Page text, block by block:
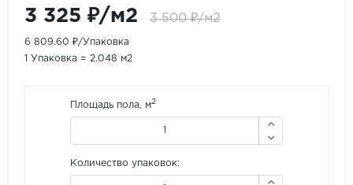
3 325 ₽/м2 3 500 ₽/м2
6 809.60 ₽/Упаковка
1 Упаковка = 2.048 м2
Площадь пола, м2
Количество упаковок: